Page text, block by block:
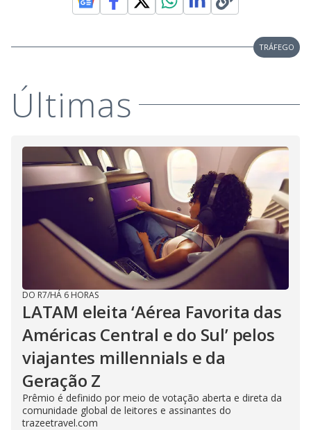
TRÁFEGO
Últimas
DO R7/HÁ 6 HORAS
LATAM eleita ‘Aérea Favorita das
Américas Central e do Sul’ pelos
viajantes millennials e da
Geração Z
Prêmio é definido por meio de votação aberta e direta da
comunidade global de leitores e assinantes do
trazeetravel.com